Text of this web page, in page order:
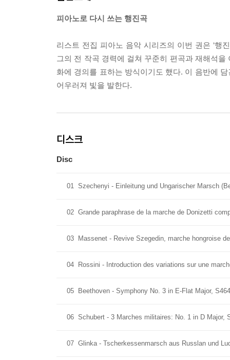
피아노로 다시 쓰는 행진곡
리스트 전집 피아노 음악 시리즈의 이번 권은 ‘행
그의 전 작곡 경력에 걸쳐 꾸준히 편곡과 재해석
화에 경의를 표하는 방식이기도 했다. 이 음반에
어우러져 빛을 발한다.
디스크
Disc
01 Szechenyi - Einleitung und Ungarischer Marsch
02 Grande paraphrase de la marche de Donizetti
03 Massenet - Revive Szegedin, marche hongroise
04 Rossini - Introduction des variations sur une
05 Beethoven - Symphony No. 3 in E-Flat Major,
06 Schubert - 3 Marches militaires: No. 1 in D Major,
07 Glinka - Tscherkessenmarsch aus Russlan und